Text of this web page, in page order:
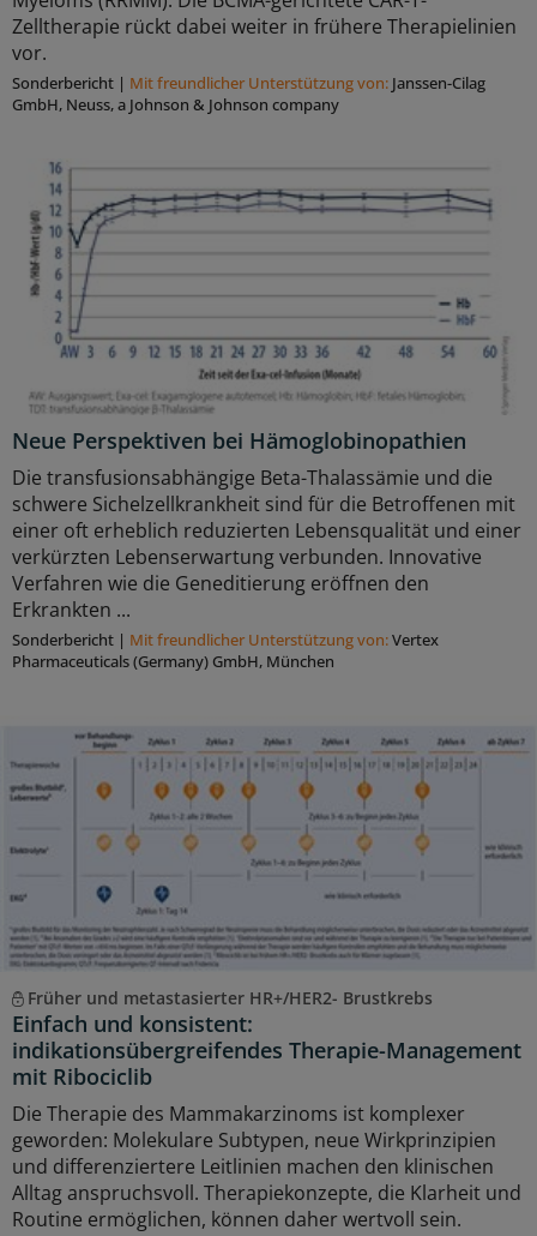
Zelltherapie rückt dabei weiter in frühere Therapielinien
vor.
Sonderbericht | Mit freundlicher Unterstützung von: Janssen-Cilag
GmbH, Neuss, a Johnson & Johnson company
Neue Perspektiven bei Hämoglobinopathien
Die transfusionsabhängige Beta-Thalassämie und die
schwere Sichelzellkrankheit sind für die Betroffenen mit
einer oft erheblich reduzierten Lebensqualität und einer
verkürzten Lebenserwartung verbunden. Innovative
Verfahren wie die Geneditierung eröffnen den
Erkrankten ...
Sonderbericht | Mit freundlicher Unterstützung von:Vertex
Pharmaceuticals (Germany) GmbH, München
Früher und metastasierter HR+/HER2- Brustkrebs
Einfach und konsistent:
indikationsübergreifendes Therapie-Management
mit Ribociclib
Die Therapie des Mammakarzinoms ist komplexer
geworden: Molekulare Subtypen, neue Wirkprinzipien
und differenziertere Leitlinien machen den klinischen
Alltag anspruchsvoll. Therapiekonzepte, die Klarheit und
Routine ermöglichen, können daher wertvoll sein.